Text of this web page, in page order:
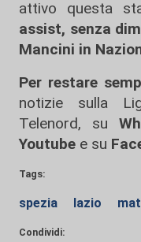
attivo questa
assist, senza
Mancini in
Per restare
notizie sulla
Telenord, su
Youtube e su
Tags:
spezia lazio
Condividi: